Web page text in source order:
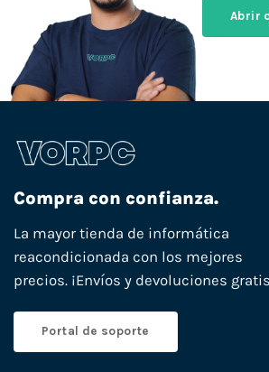
Abrir
Compra con confianza.
La mayor tienda de informática
reacondicionada con los mejores
precios. ¡Envíos y devoluciones
Portal de soporte